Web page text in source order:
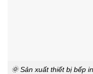
🌞 Sản xuất thiết bị bếp